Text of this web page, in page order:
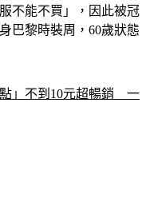
巴黎時裝周，60歲狀態